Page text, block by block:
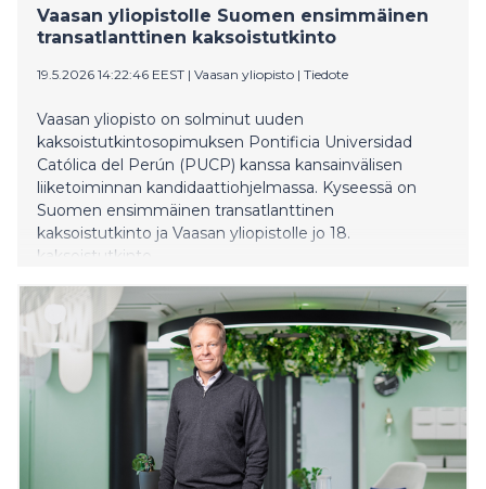
Vaasan yliopistolle Suomen ensimmäinen
transatlanttinen kaksoistutkinto
19.5.2026 14:22:46 EEST | Vaasan yliopisto | Tiedote
Vaasan yliopisto on solminut uuden
kaksoistutkintosopimuksen Pontificia Universidad
Católica del Perún (PUCP) kanssa kansainvälisen
liiketoiminnan kandidaattiohjelmassa. Kyseessä on
Suomen ensimmäinen transatlanttinen
kaksoistutkinto ja Vaasan yliopistolle jo 18.
kaksoistutkinto.